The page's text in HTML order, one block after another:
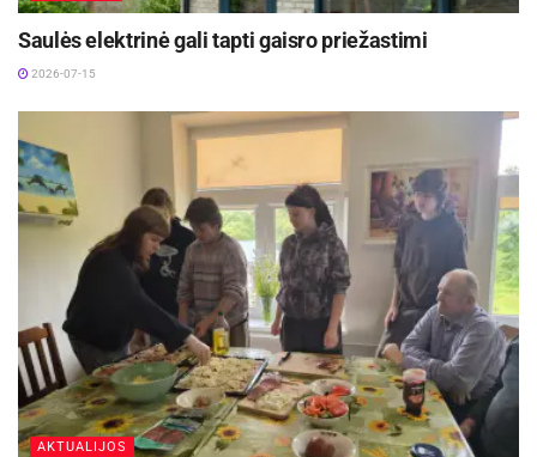
Saulės elektrinė gali tapti gaisro priežastimi
2026-07-15
AKTUALIJOS